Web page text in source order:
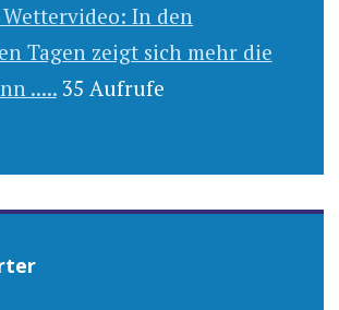
Wettervideo: In den
Tagen zeigt sich mehr die
..... 35 Aufrufe